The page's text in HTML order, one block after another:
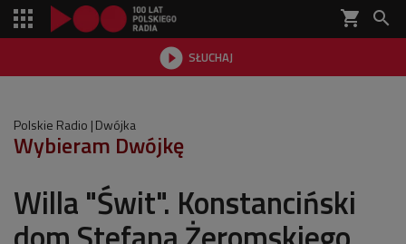
shopping_cart 
 SŁUCHAJ

Polskie Radio Dwójka
Wybieram Dwójkę
Willa "Świt". Konstanciński